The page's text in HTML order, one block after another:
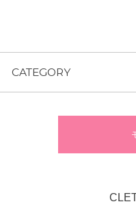
CATEGORY